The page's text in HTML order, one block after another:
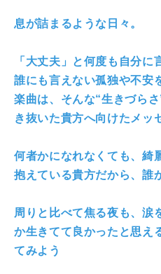
息が詰まるような日々。
「大丈夫」と何度も自分
誰にも言えない孤独や不安
楽曲は、そんな“生きづら
き抜いた貴方へ向けたメッ
何者かになれなくても、綺
抱えている貴方だから、誰
周りと比べて焦る夜も、涙
か生きてて良かったと思え
てみよう